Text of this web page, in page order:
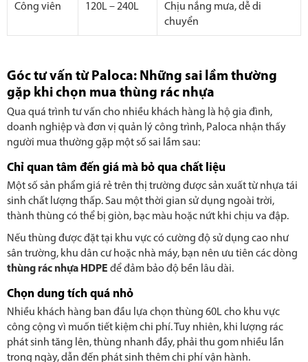
Công viên 120L – 240L
Chịu nắng mưa, dễ di
chuyển
Góc tư vấn từ Paloca: Những sai lầm thường
gặp khi chọn mua thùng rác nhựa
Qua quá trình tư vấn cho nhiều khách hàng là hộ gia đình,
doanh nghiệp và đơn vị quản lý công trình, Paloca nhận thấy
người mua thường gặp một số sai lầm sau:
Chỉ quan tâm đến giá mà bỏ qua chất liệu
Một số sản phẩm giá rẻ trên thị trường được sản xuất từ nhựa tái
sinh chất lượng thấp. Sau một thời gian sử dụng ngoài trời,
thành thùng có thể bị giòn, bạc màu hoặc nứt khi chịu va đập.
Nếu thùng được đặt tại khu vực có cường độ sử dụng cao như
sân trường, khu dân cư hoặc nhà máy, bạn nên ưu tiên các dòng
thùng rác nhựa HDPE để đảm bảo độ bền lâu dài.
Chọn dung tích quá nhỏ
Nhiều khách hàng ban đầu lựa chọn thùng 60L cho khu vực
công cộng vì muốn tiết kiệm chi phí. Tuy nhiên, khi lượng rác
phát sinh tăng lên, thùng nhanh đầy, phải thu gom nhiều lần
trong ngày, dẫn đến phát sinh thêm chi phí vận hành.